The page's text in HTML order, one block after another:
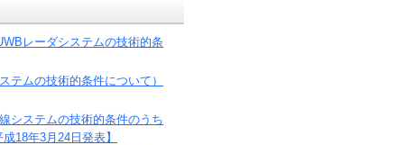
レーダシステムの技術的条
テムの技術的条件について）
システムの技術的条件のうち
18年3月24日発表】